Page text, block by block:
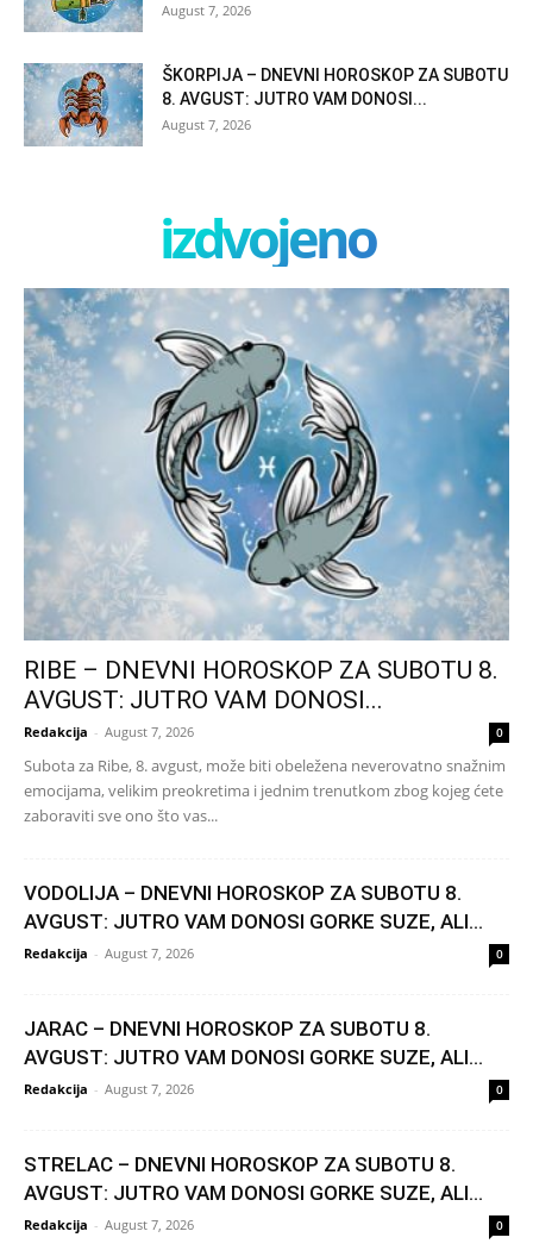
August 7, 2026
ŠKORPIJA – DNEVNI HOROSKOP ZA SUBOTU
8. AVGUST: JUTRO VAM DONOSI...
August 7, 2026
izdvojeno
RIBE – DNEVNI HOROSKOP ZA SUBOTU 8.
AVGUST: JUTRO VAM DONOSI...
Redakcija - August 7, 2026 0
Subota za Ribe, 8. avgust, može biti obeležena neverovatno snažnim
emocijama, velikim preokretima i jednim trenutkom zbog kojeg ćete
zaboraviti sve ono što vas...
VODOLIJA – DNEVNI HOROSKOP ZA SUBOTU 8.
AVGUST: JUTRO VAM DONOSI GORKE SUZE, ALI...
Redakcija - August 7, 2026 0
JARAC – DNEVNI HOROSKOP ZA SUBOTU 8.
AVGUST: JUTRO VAM DONOSI GORKE SUZE, ALI...
Redakcija - August 7, 2026 0
STRELAC – DNEVNI HOROSKOP ZA SUBOTU 8.
AVGUST: JUTRO VAM DONOSI GORKE SUZE, ALI...
Redakcija - August 7, 2026 0